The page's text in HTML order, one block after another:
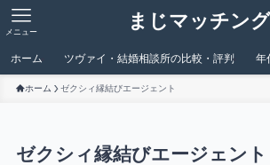
まじマッチング
メニュー
ホーム ツヴァイ・結婚相談所の比較・評判 年
ホーム ゼクシィ縁結びエージェント
ゼクシィ縁結びエージェント